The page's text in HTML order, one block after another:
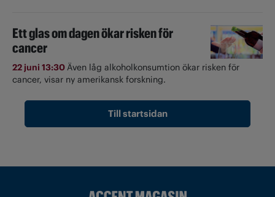
Ett glas om dagen ökar risken för
cancer
22 juni 13:30Även låg alkoholkonsumtion ökar risken för
cancer, visar ny amerikansk forskning.
Till startsidan